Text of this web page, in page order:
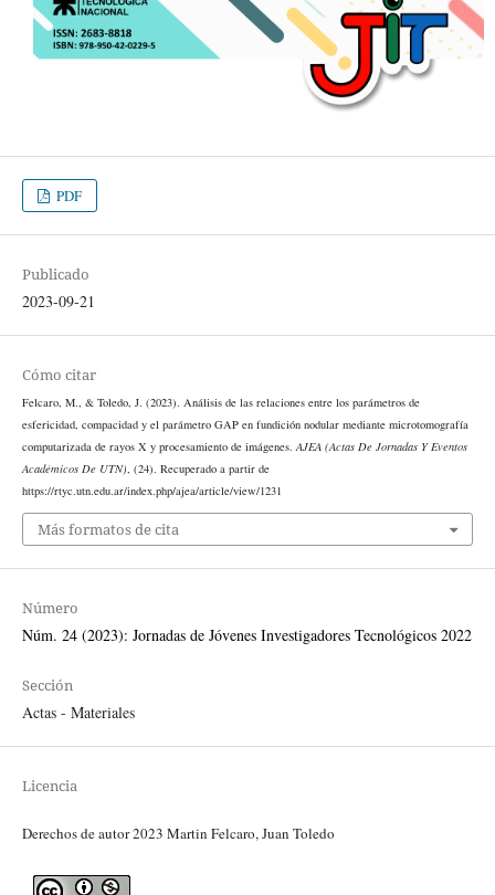
PDF
Publicado
2023-09-21
Cómo citar
Felcaro, M., & Toledo, J. (2023). Análisis de las relaciones entre los parámetros de
esfericidad, compacidad y el parámetro GAP en fundición nodular mediante microtomografía
computarizada de rayos X y procesamiento de imágenes.AJEA (Actas De Jornadas Y Eventos
Académicos De UTN), (24). Recuperado a partir de
https://rtyc.utn.edu.ar/index.php/ajea/article/view/1231
Más formatos de cita
Número
Núm. 24 (2023): Jornadas de Jóvenes Investigadores Tecnológicos 2022
Sección
Actas - Materiales
Licencia
Derechos de autor 2023 Martin Felcaro, Juan Toledo